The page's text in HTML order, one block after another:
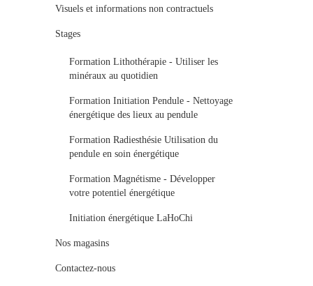
Visuels et informations non contractuels
Stages
Formation Lithothérapie - Utiliser les
minéraux au quotidien
Formation Initiation Pendule - Nettoyage
énergétique des lieux au pendule
Formation Radiesthésie Utilisation du
pendule en soin énergétique
Formation Magnétisme - Développer
votre potentiel énergétique
Initiation énergétique LaHoChi
Nos magasins
Contactez-nous